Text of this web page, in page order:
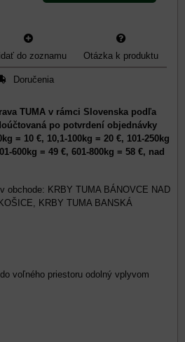
do zoznamu Otázka k produktu
Doručenia
TUMA v rámci Slovenska podľa
po potvrdení objednávky
= 10 €, 10,1-100kg = 20 €, 101-250kg
600kg = 49 €, 601-800kg = 58 €, nad
KRBY TUMA BÁNOVCE NAD
KRBY TUMA BANSKÁ
voľného priestoru odolný vplyvom